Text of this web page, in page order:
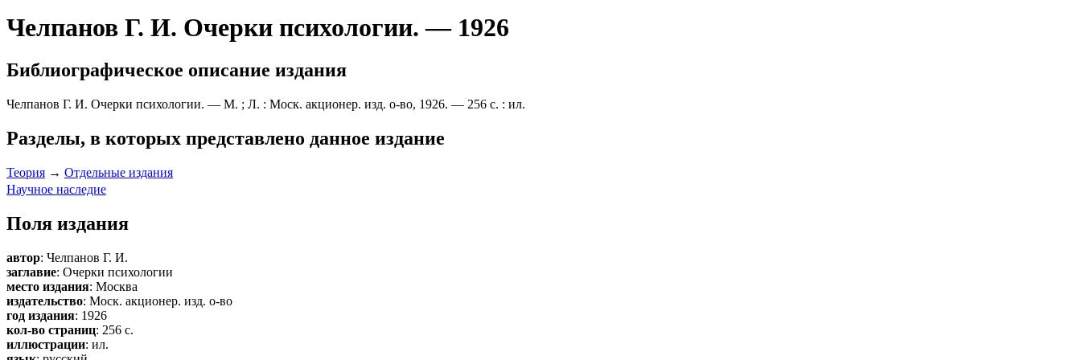
Челпанов Г. И. Очерки психологии. — 1926
Библиографическое описание издания
Челпанов Г. И. Очерки психологии. — М. ; Л. : Моск. акционер. изд. о-во, 1926. — 256 с. : ил.
Разделы, в которых представлено данное издание
Теория → Отдельные издания
Научное наследие
Поля издания
автор: Челпанов Г. И.
заглавие: Очерки психологии
место издания: Москва
издательство: Моск. акционер. изд. о-во
год издания: 1926
кол-во страниц: 256 с.
иллюстрации: ил.